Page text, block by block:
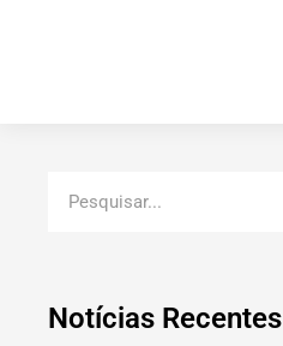
Notícias Recentes